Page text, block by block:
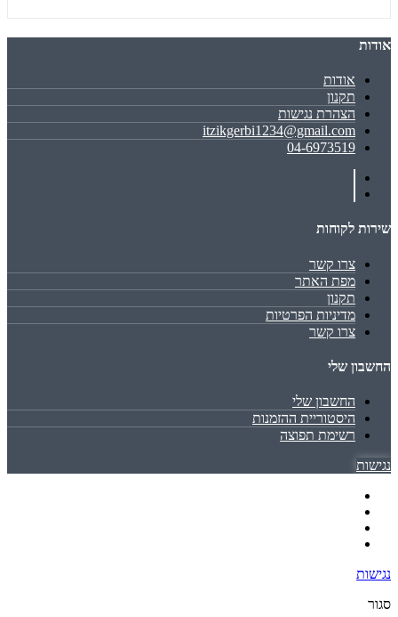
אודות
אודות
תקנון
הצהרת נגישות
itzikgerbi1234@gmail.com
04-6973519
שירות לקוחות
צרו קשר
מפת האתר
תקנון
מדיניות הפרטיות
צרו קשר
החשבון שלי
החשבון שלי
היסטוריית ההזמנות
רשימת תפוצה
נגישות
נגישות
סגור